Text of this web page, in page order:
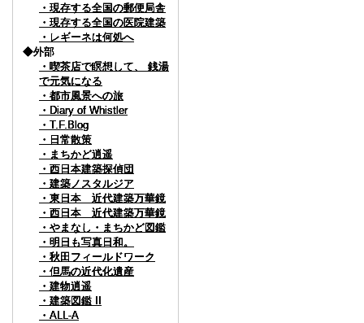
・現存する全国の郵便局舎
・現存する全国の医院建築
・レギーネは何処へ
◆外部
・喫茶店で瞑想して、 銭湯
で元気になる
・都市風景への旅
・Diary of Whistler
・T.F.Blog
・日常散策
・まちかど逍遥
・西日本建築探偵団
・建築ノスタルジア
・東日本 近代建築万華鏡
・西日本 近代建築万華鏡
・やまなし・まちかど図鑑
・明日も写真日和。
・秋田フィールドワーク
・但馬の近代化遺産
・建物逍遥
・建築図鑑 II
・ALL-A
・現存する全国の郵便局舎
・現存する全国の医院建築
・レギーネは何処へ
◆外部
・喫茶店で瞑想して、 銭湯
で元気になる
・都市風景への旅
・Diary of Whistler
・T.F.Blog
・日常散策
・まちかど逍遥
・西日本建築探偵団
・建築ノスタルジア
・東日本 近代建築万華鏡
・西日本 近代建築万華鏡
・やまなし・まちかど図鑑
・明日も写真日和。
・秋田フィールドワーク
・但馬の近代化遺産
・建物逍遥
・建築図鑑 II
・ALL-A
・現存する全国の郵便局舎
・現存する全国の医院建築
・レギーネは何処へ
◆外部
・喫茶店で瞑想して、 銭湯
で元気になる
・都市風景への旅
・Diary of Whistler
・T.F.Blog
・日常散策
・まちかど逍遥
・西日本建築探偵団
・建築ノスタルジア
・東日本 近代建築万華鏡
・西日本 近代建築万華鏡
・やまなし・まちかど図鑑
・明日も写真日和。
・秋田フィールドワーク
・但馬の近代化遺産
・建物逍遥
・建築図鑑 II
・ALL-A
・現存する全国の郵便局舎
・現存する全国の医院建築
・レギーネは何処へ
◆外部
・喫茶店で瞑想して、 銭湯
で元気になる
・都市風景への旅
・Diary of Whistler
・T.F.Blog
・日常散策
・まちかど逍遥
・西日本建築探偵団
・建築ノスタルジア
・東日本 近代建築万華鏡
・西日本 近代建築万華鏡
・やまなし・まちかど図鑑
・明日も写真日和。
・秋田フィールドワーク
・但馬の近代化遺産
・建物逍遥
・建築図鑑 II
・ALL-A